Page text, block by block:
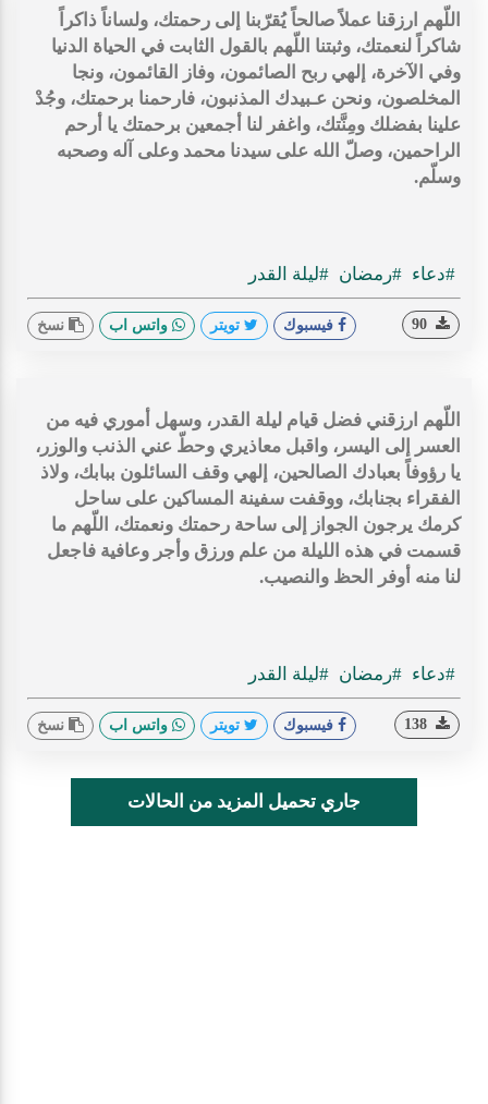
اللّهم ارزقنا عملاً صالحاً يُقرّبنا إلى رحمتك، ولساناً ذاكراً
شاكراً لنعمتك، وثبتنا اللّهم بالقول الثابت في الحياة الدنيا
وفي الآخرة، إلهي ربح الصائمون، وفاز القائمون، ونجا
المخلصون، ونحن عـبيدك المذنبون، فارحمنا برحمتك، وجُدْ
علينا بفضلك ومِنَّتك، واغفر لنا أجمعين برحمتك يا أرحم
الراحمين، وصلّ الله على سيدنا محمد وعلى آله وصحبه
وسلّم.
#دعاء #رمضان #ليلة القدر
فيسبوك تويتر واتس اب نسخ
اللّهم ارزقني فضل قيام ليلة القدر، وسهل أموري فيه من
العسر إلى اليسر، واقبل معاذيري وحطّ عني الذنب والوزر،
يا رؤوفاً بعبادك الصالحين، إلهي وقف السائلون ببابك، ولاذ
الفقراء بجنابك، ووقفت سفينة المساكين على ساحل
كرمك يرجون الجواز إلى ساحة رحمتك ونعمتك، اللّهم ما
قسمت في هذه الليلة من علم ورزق وأجر وعافية فاجعل
لنا منه أوفر الحظ والنصيب.
#دعاء #رمضان #ليلة القدر
فيسبوك تويتر واتس اب نسخ
جاري تحميل المزيد من الحالات